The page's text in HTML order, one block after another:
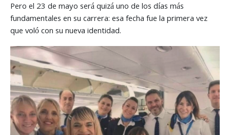
Pero el 23 de mayo será quizá uno de los días más
fundamentales en su carrera: esa fecha fue la primera vez
que voló con su nueva identidad.